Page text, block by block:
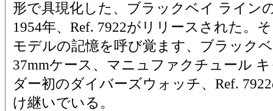
形で具現化した、ブラックベイ ライン
1954年、Ref. 7922がリリースされた。
モデルの記憶を呼び覚ます、ブラック
37mmケース、マニュファクチュール
ダー初のダイバーズウォッチ、Ref.
け継いでいる。